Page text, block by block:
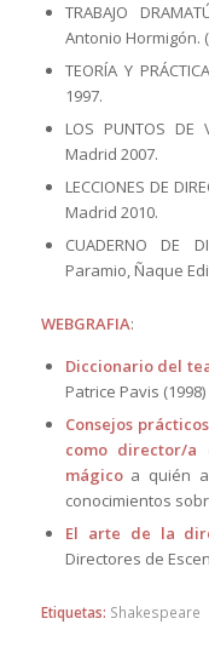
TRABAJO
Antonio Hormigón.
TEORÍA Y
1997.
LOS PUNTOS DE
Madrid 2007.
LECCIONES DE
Madrid 2010.
CUADERNO DE
Paramio, Ñaque
WEBGRAFIA:
Diccionario del
Patrice Pavis (1998)
Consejos
como director/a
mágicoa quién
conocimientos
El arte de la
Directores de
Etiquetas: Shakespeare